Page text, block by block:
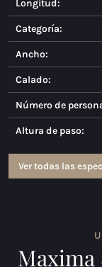
Maxima 730
Maxima 730I
Maxima 820 retro
Maxima 920 cabin
Maxima 650 Flying
Maxima 750 Flying
Lanchas
Longitud:
Categoría:
Ancho:
Calado:
Número de
Altura de paso:
Ver todas las
Maxima